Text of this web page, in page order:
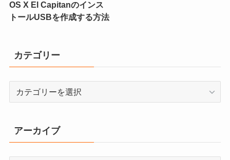
OS X El Capitanのインス
トールUSBを作成する方法
カテゴリー
リ
ー
アーカイブ